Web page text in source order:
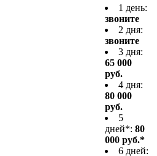
1 день:
звоните
2 дня:
звоните
3 дня:
65 000
руб.
4 дня:
80 000
руб.
5
дней*: 80
000 руб.*
6 дней: